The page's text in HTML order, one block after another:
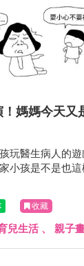
媽媽今天又
玩醫生病人的
小孩是不是也這
收藏
兒生活、 親子